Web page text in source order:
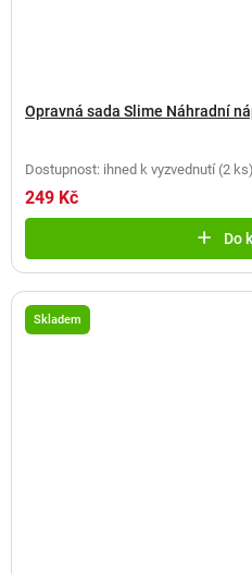
Opravná sada Slime Náhradní
Dostupnost: ihned k vyzvednutí (2 ks)
249 Kč
Do
Skladem